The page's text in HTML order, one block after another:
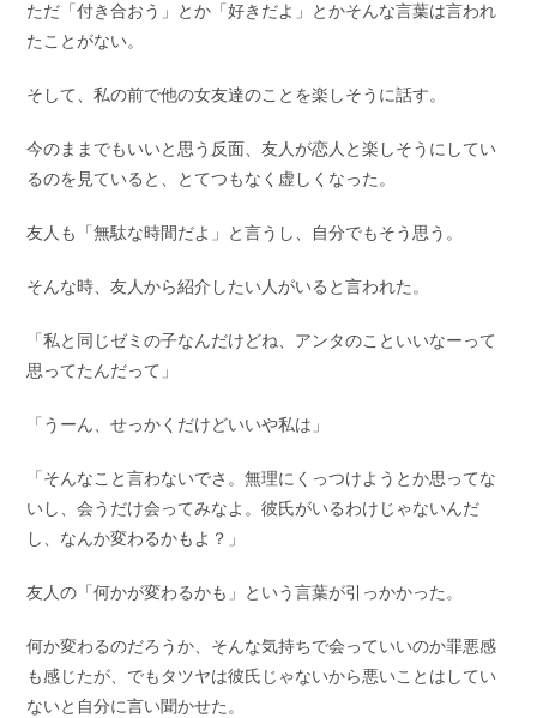
ただ「付き合おう」とか「好きだよ」とかそんな言葉は言われ
たことがない。
そして、私の前で他の女友達のことを楽しそうに話す。
今のままでもいいと思う反面、友人が恋人と楽しそうにしてい
るのを見ていると、とてつもなく虚しくなった。
友人も「無駄な時間だよ」と言うし、自分でもそう思う。
そんな時、友人から紹介したい人がいると言われた。
「私と同じゼミの子なんだけどね、アンタのこといいなーって
思ってたんだって」
「うーん、せっかくだけどいいや私は」
「そんなこと言わないでさ。無理にくっつけようとか思ってな
いし、会うだけ会ってみなよ。彼氏がいるわけじゃないんだ
し、なんか変わるかもよ？」
友人の「何かが変わるかも」という言葉が引っかかった。
何か変わるのだろうか、そんな気持ちで会っていいのか罪悪感
も感じたが、でもタツヤは彼氏じゃないから悪いことはしてい
ないと自分に言い聞かせた。